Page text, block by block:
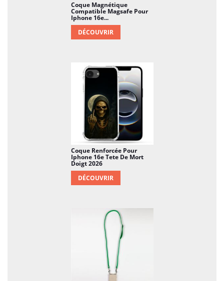
Coque Magnétique
Compatible Magsafe Pour
Iphone 16e...
DÉCOUVRIR
Coque Renforcée Pour
Iphone 16e Tete De Mort
Doigt 2026
DÉCOUVRIR